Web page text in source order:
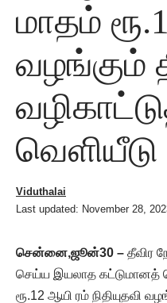
மாதம்
வழங்கும்
வெளியீடு
Last updated: November 28,
Viduthalai
சென்னை,ஜூன்30 – தீவிர
செய்ய இயலாத கட்டுமானத்
ரூ.12 ஆயி ரம் நிதியுதவி